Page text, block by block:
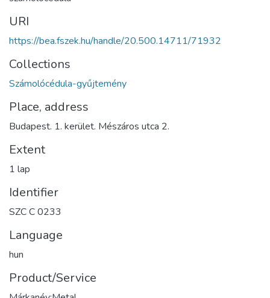
URI
https://bea.fszek.hu/handle/20.500.14711/71932
Collections
Számolócédula-gyűjtemény
Place, address
Budapest. 1. kerület. Mészáros utca 2.
Extent
1 lap
Identifier
SZC C 0233
Language
hun
Product/Service